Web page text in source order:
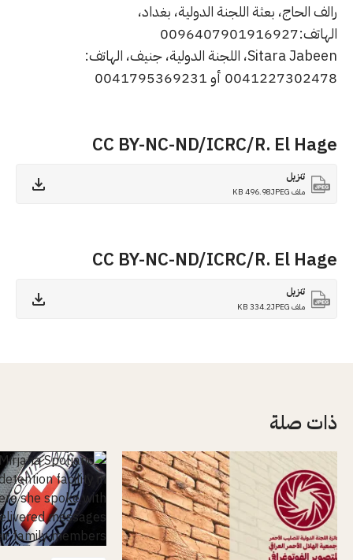
رالف الحاج، بعثة اللجنة الدولية، بغداد،
الهاتف:0096407901916927
Sitara Jabeen، اللجنة الدولية، جنيف، الهاتف:
0041227302478 أو 0041795369231
CC BY-NC-ND/ICRC/R. El Hage
تنزيل
ملف JPEG 496.98 KB
CC BY-NC-ND/ICRC/R. El Hage
تنزيل
ملف JPEG 334.2 KB
ذات صلة